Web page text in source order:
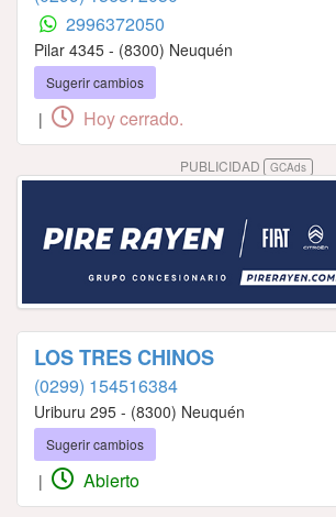
2996372050
Pilar 4345 - (8300) Neuquén
Sugerir cambios
| Hoy cerrado.
PUBLICIDAD GCAds
LOS TRES CHINOS
(0299) 154516384
Uriburu 295 - (8300) Neuquén
Sugerir cambios
| Abierto